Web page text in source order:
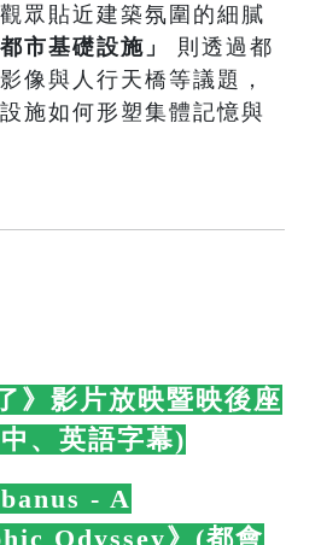
眾貼近建築氛圍的細膩
市基礎設施」
則透過都
像與人行天橋等議題，
施如何形塑集體記憶與
》影片放映暨映後座
、英語字幕)
- A
Odyssey》(都會